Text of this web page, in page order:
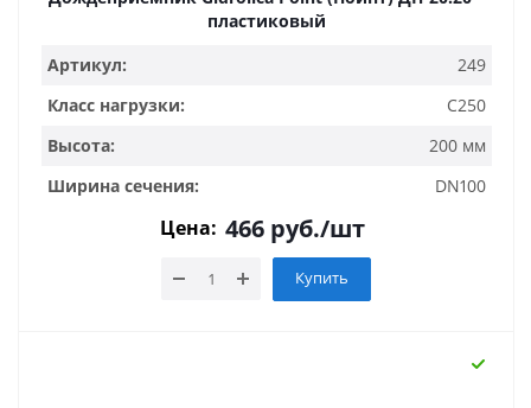
пластиковый
Артикул:
249
Класс нагрузки:
C250
Высота:
200 мм
Ширина сечения:
DN100
Цена: 466 руб./шт
Купить